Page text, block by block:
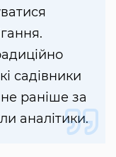
садівники
раніше за
аналітики.